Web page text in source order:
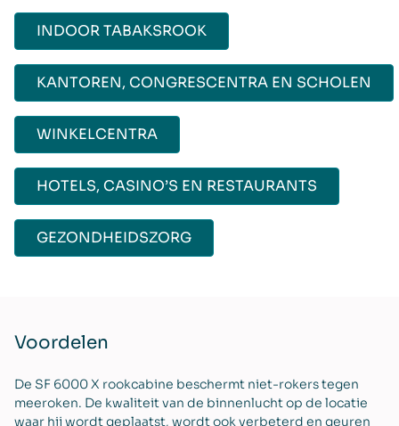
INDOOR TABAKSROOK
KANTOREN, CONGRESCENTRA EN SCHOLEN
WINKELCENTRA
HOTELS, CASINO’S EN RESTAURANTS
GEZONDHEIDSZORG
Voordelen
De SF 6000 X rookcabine beschermt niet-rokers tegen
meeroken. De kwaliteit van de binnenlucht op de locatie
waar hij wordt geplaatst, wordt ook verbeterd en geuren